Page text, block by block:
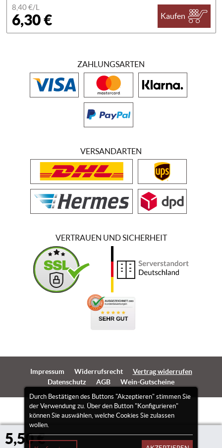
5,50 €
8,40 €/L
6,30 € Kaufen
Durch Bestätigen des Buttons "Akzeptieren" stimmen Sie
der Verwendung zu. Über den Button "Konfigurieren"
können Sie auswählen, welche Cookies Sie zulassen
wollen.
ZAHLUNGSARTEN
VERSANDARTEN
VERTRAUEN UND SICHERHEIT
Impressum Widerrufsrecht
Vertrag widerrufen
Datenschutz
AGB Wein-Gutscheine